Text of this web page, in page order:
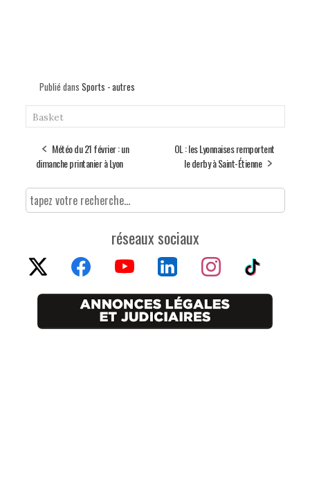
Publié dans Sports - autres
Basket
Météo du 21 février : un
dimanche printanier à Lyon
OL : les Lyonnaises remportent
le derby à Saint-Étienne
réseaux sociaux